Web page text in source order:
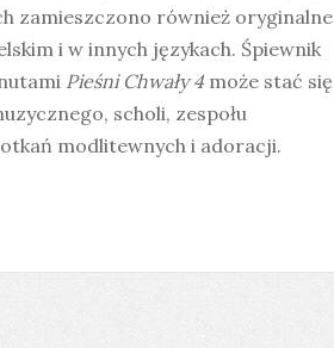
zamieszczono również oryginalne
i w innych językach. Śpiewnik
Pieśni Chwały 4może stać się
scholi, zespołu
modlitewnych i adoracji.